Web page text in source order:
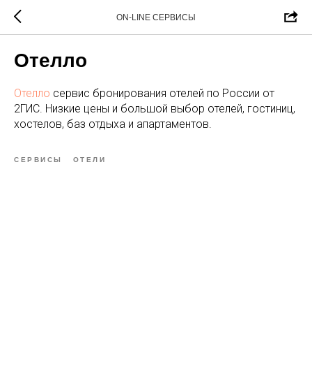
ON-LINE СЕРВИСЫ
Отелло
Отелло сервис бронирования отелей по России от
2ГИС. Низкие цены и большой выбор отелей, гостиниц,
хостелов, баз отдыха и апартаментов.
СЕРВИСЫ ОТЕЛИ